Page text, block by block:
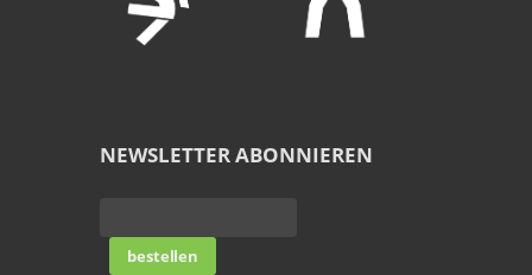
NEWSLETTER ABONNIEREN